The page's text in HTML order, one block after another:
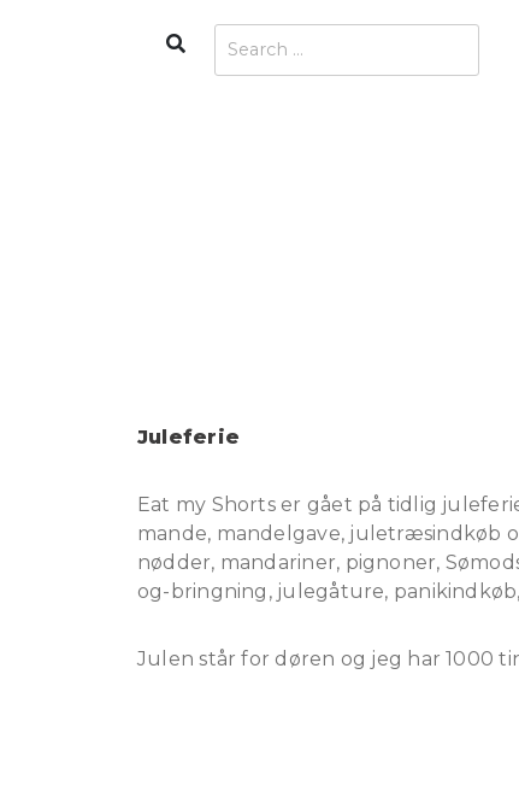
Search
for:
Juleferie
Eat my Shorts er gået på tidlig
mande, mandelgave, juletræsindkøb
nødder, mandariner, pignoner,
og-bringning, julegåture,
Julen står for døren og jeg har 1000